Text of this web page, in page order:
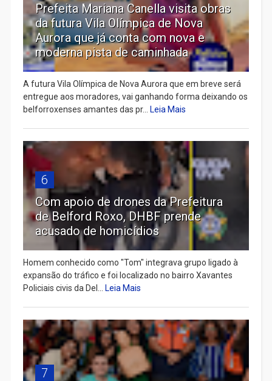
Prefeita Mariana Canella visita obras
da futura Vila Olímpica de Nova
Aurora que já conta com nova e
moderna pista de caminhada
A futura Vila Olímpica de Nova Aurora que em breve será
entregue aos moradores, vai ganhando forma deixando os
belforroxenses amantes das pr...
Leia Mais
6
Com apoio de drones da Prefeitura
de Belford Roxo, DHBF prende
acusado de homicídios
Homem conhecido como "Tom" integrava grupo ligado à
expansão do tráfico e foi localizado no bairro Xavantes
Policiais civis da Del...
Leia Mais
7